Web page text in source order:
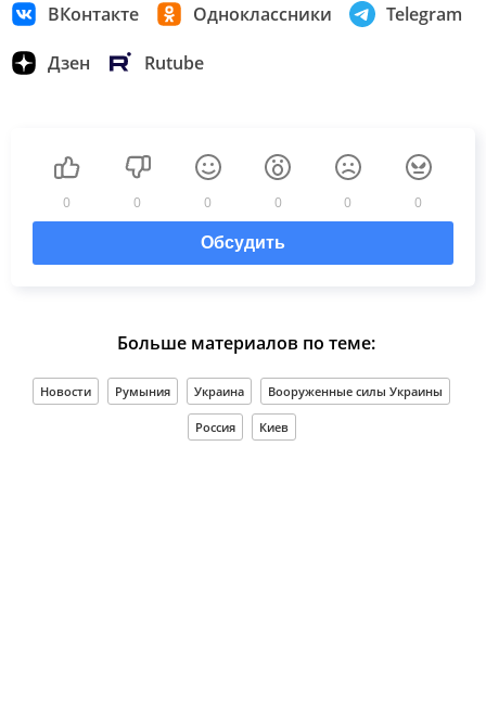
ВКонтакте Одноклассники Telegram
Дзен Rutube
0 0 0 0 0 0
Обсудить
Больше материалов по теме:
Новости Румыния Украина Вооруженные силы Украины
Россия Киев